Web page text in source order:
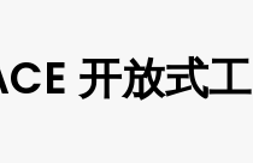
开放式工